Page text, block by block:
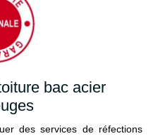
bac acier
des services de réfections